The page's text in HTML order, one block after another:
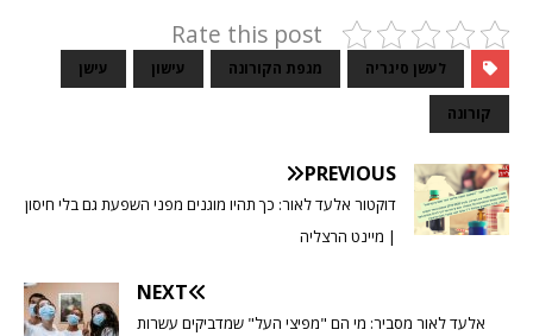
Rate this post
לעשן סיגריה מגפת הקורונה עישון עישן
קורונה
PREVIOUS
דוקטור אלעד לאור: כך תהיו מוגנים מפני השפעת גם בלי חיסון
| מיינט הרצליה
NEXT
אלעד לאור מסביר: מי הם "מפיצי העל" שמדביקים עשרות